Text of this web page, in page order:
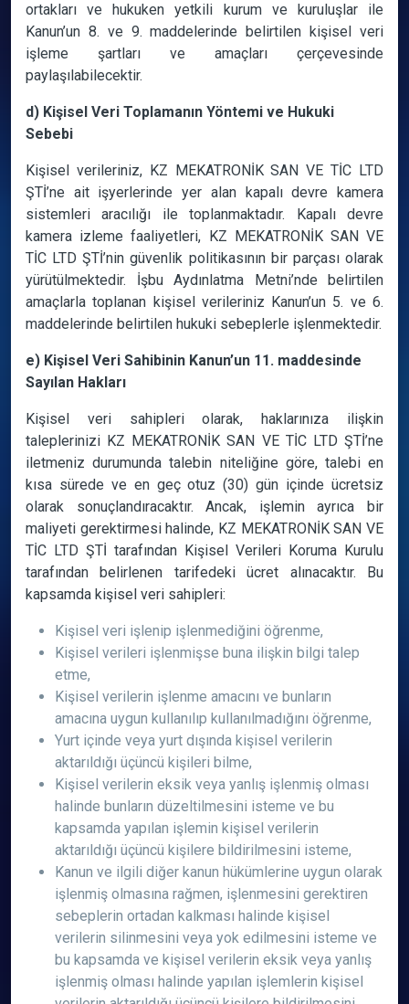
ortakları ve hukuken yetkili kurum ve kuruluşlar ile
Kanun’un 8. ve 9. maddelerinde belirtilen kişisel veri
işleme şartları ve amaçları çerçevesinde
paylaşılabilecektir.
d) Kişisel Veri Toplamanın Yöntemi ve Hukuki
Sebebi
Kişisel verileriniz, KZ MEKATRONİK SAN VE TİC LTD
ŞTİ’ne ait işyerlerinde yer alan kapalı devre kamera
sistemleri aracılığı ile toplanmaktadır. Kapalı devre
kamera izleme faaliyetleri, KZ MEKATRONİK SAN VE
TİC LTD ŞTİ’nin güvenlik politikasının bir parçası olarak
yürütülmektedir. İşbu Aydınlatma Metni’nde belirtilen
amaçlarla toplanan kişisel verileriniz Kanun’un 5. ve 6.
maddelerinde belirtilen hukuki sebeplerle işlenmektedir.
e) Kişisel Veri Sahibinin Kanun’un 11. maddesinde
Sayılan Hakları
Kişisel veri sahipleri olarak, haklarınıza ilişkin
taleplerinizi KZ MEKATRONİK SAN VE TİC LTD ŞTİ’ne
iletmeniz durumunda talebin niteliğine göre, talebi en
kısa sürede ve en geç otuz (30) gün içinde ücretsiz
olarak sonuçlandıracaktır. Ancak, işlemin ayrıca bir
maliyeti gerektirmesi halinde, KZ MEKATRONİK SAN VE
TİC LTD ŞTİ tarafından Kişisel Verileri Koruma Kurulu
tarafından belirlenen tarifedeki ücret alınacaktır. Bu
kapsamda kişisel veri sahipleri:
Kişisel veri işlenip işlenmediğini öğrenme,
Kişisel verileri işlenmişse buna ilişkin bilgi talep
etme,
Kişisel verilerin işlenme amacını ve bunların
amacına uygun kullanılıp kullanılmadığını öğrenme,
Yurt içinde veya yurt dışında kişisel verilerin
aktarıldığı üçüncü kişileri bilme,
Kişisel verilerin eksik veya yanlış işlenmiş olması
halinde bunların düzeltilmesini isteme ve bu
kapsamda yapılan işlemin kişisel verilerin
aktarıldığı üçüncü kişilere bildirilmesini isteme,
Kanun ve ilgili diğer kanun hükümlerine uygun olarak
işlenmiş olmasına rağmen, işlenmesini gerektiren
sebeplerin ortadan kalkması halinde kişisel
verilerin silinmesini veya yok edilmesini isteme ve
bu kapsamda ve kişisel verilerin eksik veya yanlış
işlenmiş olması halinde yapılan işlemlerin kişisel